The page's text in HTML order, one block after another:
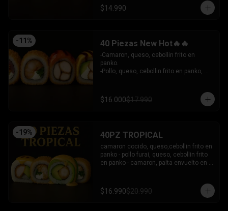
INCLUYE: 3 SALSAS - 2 PALITOS
$14.990
-11 % 40 Piezas New Hot🔥🔥
-Camaron, queso, cebollin frito en
panko.
-Pollo, queso, cebollin frito en panko,
bañado en salsa tari y dulce.
-Atun, queso, cebollin frito en panko.
$16.000$17.990
-19% 40PZ TROPICAL
camaron cocido, queso,cebollin frito en
panko - pollo furai, queso, cebollin frito
en panko - camaron, palta envuelto en
bañado en salsa de maracuya
INCLUYE: 3 SALSAS - 2 PALITOS
$16.990$20.990